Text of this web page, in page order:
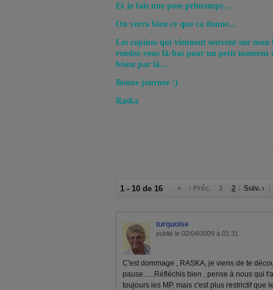
Et je fais une pose printemps...
On verra bien ce que ca donne...
Les copines qui viennent souvent sur
rendez-vous là-bas pour un petit moment
bisou par là...
Bonne journée :)
Raska
1 - 10 de 16 « ‹ Préc. 1 2 Suiv. ›
turquoise
publié le 02/04/2009 à 01:31
C'est dommage , RASKA, je viens de te
pause......Réfléchis bien , pense à nous qui
toujours les MP, mais c'est plus restrictif que